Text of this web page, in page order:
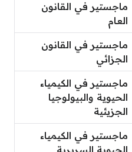
ماجستير في القانون
العام
ماجستير في القانون
الجزائي
ماجستير في الكيمياء
الحيوية والبيولوجيا
الجزيئية
ماجستير في الكيمياء